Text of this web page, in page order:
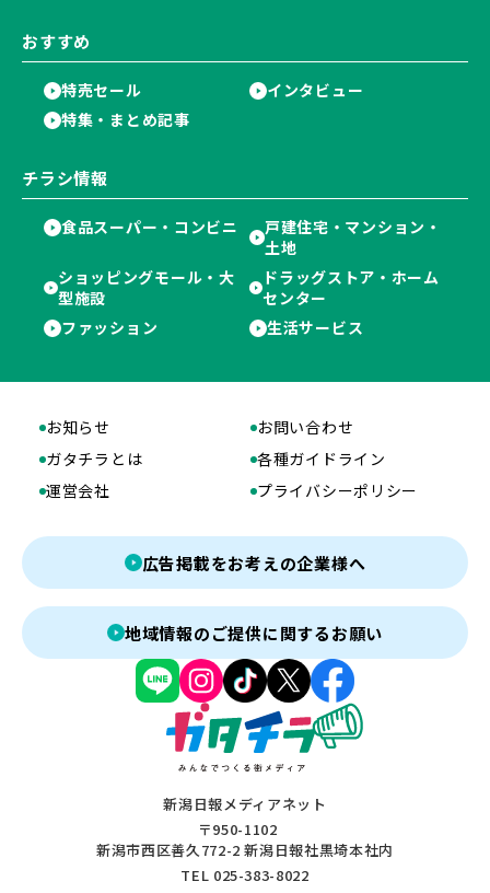
おすすめ
特売セール
インタビュー
特集・まとめ記事
チラシ情報
食品スーパー・コンビニ
戸建住宅・マンション・
土地
ショッピングモール・大
型施設
ドラッグストア・ホーム
センター
ファッション
生活サービス
新潟日報メディアネット
〒950-1102
新潟市西区善久772-2 新潟日報社黒埼本社内
TEL 025-383-8022
お知らせ
お問い合わせ
ガタチラとは
各種ガイドライン
運営会社
プライバシーポリシー
広告掲載をお考えの企業様へ
地域情報のご提供に関するお願い